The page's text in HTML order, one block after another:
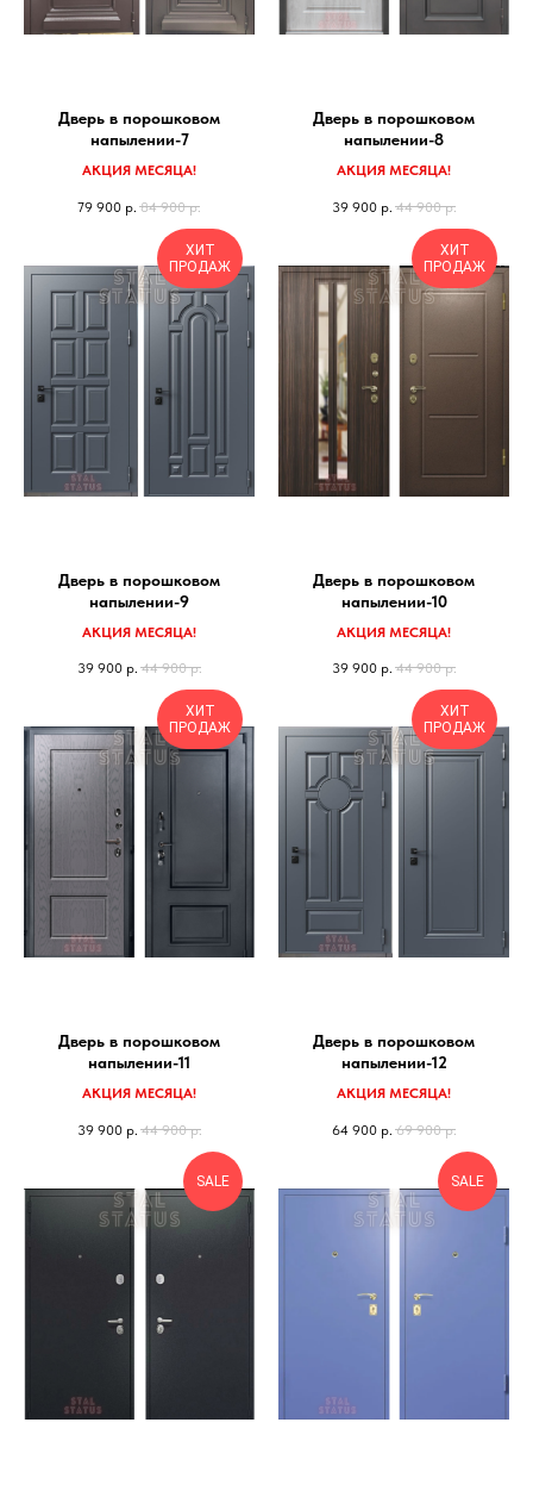
Дверь в порошковом
напылении-7
АКЦИЯ МЕСЯЦА!
79 900 р. 84 900 р.
Дверь в порошковом
напылении-8
АКЦИЯ МЕСЯЦА!
39 900 р. 44 900 р.
ХИТ
ПРОДАЖ
Дверь в порошковом
напылении-9
АКЦИЯ МЕСЯЦА!
39 900 р. 44 900 р.
ХИТ
ПРОДАЖ
Дверь в порошковом
напылении-10
АКЦИЯ МЕСЯЦА!
39 900 р. 44 900 р.
ХИТ
ПРОДАЖ
Дверь в порошковом
напылении-11
АКЦИЯ МЕСЯЦА!
39 900 р. 44 900 р.
ХИТ
ПРОДАЖ
Дверь в порошковом
напылении-12
АКЦИЯ МЕСЯЦА!
64 900 р. 69 900 р.
SALE SALE